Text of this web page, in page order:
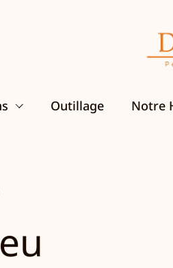
Outillage Notre